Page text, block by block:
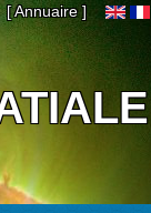
[ Annuaire ]